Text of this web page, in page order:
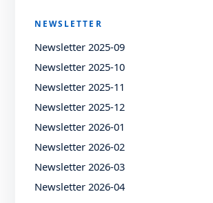
NEWSLETTER
Newsletter 2025-09
Newsletter 2025-10
Newsletter 2025-11
Newsletter 2025-12
Newsletter 2026-01
Newsletter 2026-02
Newsletter 2026-03
Newsletter 2026-04